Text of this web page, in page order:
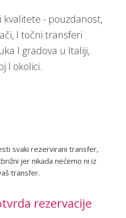
- pouzdanost,
I točni transferi
I gradova u Italiji,
I okolici.
svaki rezervirani transfer,
jer nikada nećemo ni iz
transfer.
rezervacije